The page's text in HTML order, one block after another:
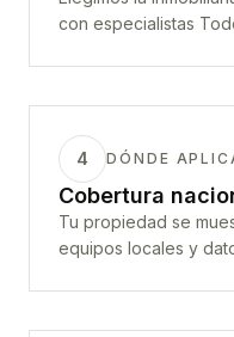
con especialistas
4 DÓNDE
Cobertura
Tu propiedad se
equipos locales y